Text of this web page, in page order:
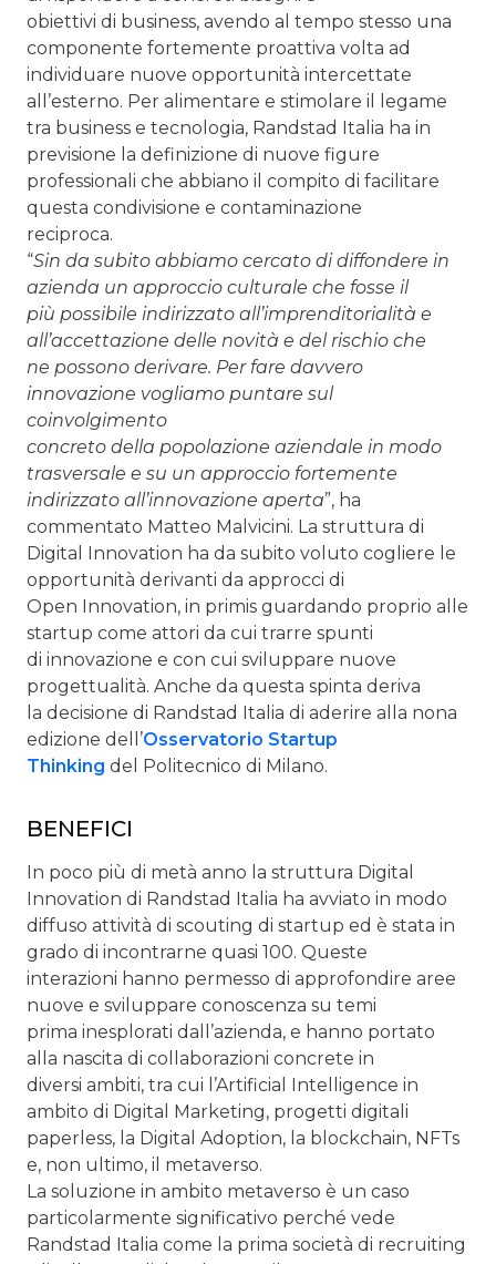
obiettivi di business, avendo al tempo stesso una
componente fortemente proattiva volta ad
individuare nuove opportunità intercettate
all’esterno. Per alimentare e stimolare il legame
tra business e tecnologia, Randstad Italia ha in
previsione la definizione di nuove figure
professionali che abbiano il compito di facilitare
questa condivisione e contaminazione
reciproca.
“Sin da subito abbiamo cercato di diffondere in
azienda un approccio culturale che fosse il
più possibile indirizzato all’imprenditorialità e
all’accettazione delle novità e del rischio che
ne possono derivare. Per fare davvero
innovazione vogliamo puntare sul
coinvolgimento
concreto della popolazione aziendale in modo
trasversale e su un approccio fortemente
indirizzato all’innovazione aperta”, ha
commentato Matteo Malvicini. La struttura di
Digital Innovation ha da subito voluto cogliere le
opportunità derivanti da approcci di
Open Innovation, in primis guardando proprio alle
startup come attori da cui trarre spunti
di innovazione e con cui sviluppare nuove
progettualità. Anche da questa spinta deriva
la decisione di Randstad Italia di aderire alla nona
edizione dell’Osservatorio Startup
Thinking del Politecnico di Milano.
BENEFICI
In poco più di metà anno la struttura Digital
Innovation di Randstad Italia ha avviato in modo
diffuso attività di scouting di startup ed è stata in
grado di incontrarne quasi 100. Queste
interazioni hanno permesso di approfondire aree
nuove e sviluppare conoscenza su temi
prima inesplorati dall’azienda, e hanno portato
alla nascita di collaborazioni concrete in
diversi ambiti, tra cui l’Artificial Intelligence in
ambito di Digital Marketing, progetti digitali
paperless, la Digital Adoption, la blockchain, NFTs
e, non ultimo, il metaverso.
La soluzione in ambito metaverso è un caso
particolarmente significativo perché vede
Randstad Italia come la prima società di recruiting